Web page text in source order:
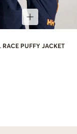
RACE PUFFY JACKET